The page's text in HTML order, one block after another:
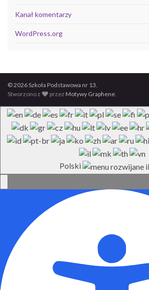
Kanał komentarzy
WordPress.org
© 2026 Szkoła Podstawowa nr 13.
Stworzono z
przez Motywy Graphene
Polski